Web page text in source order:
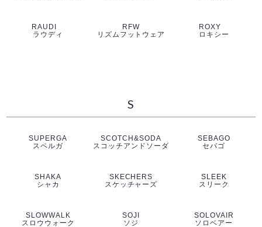
RAUDI
ラウディ
RFW
リズムフットウェア
ROXY
ロキシー
S
SUPERGA
スペルガ
SCOTCH&SODA
スコッチアンドソーダ
SEBAGO
セバゴ
SHAKA
シャカ
SKECHERS
スケッチャーズ
SLEEK
スリーク
SLOWWALK
スロウウォーク
SOJI
ソジ
SOLOVAIR
ソロベアー